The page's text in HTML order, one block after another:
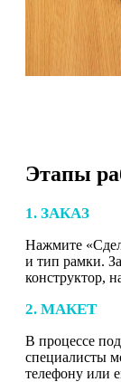
Этапы
1. ЗАКАЗ
Нажмите
и тип рамки.
конструктор,
2. МАКЕТ
В процессе
специалисты
телефону или